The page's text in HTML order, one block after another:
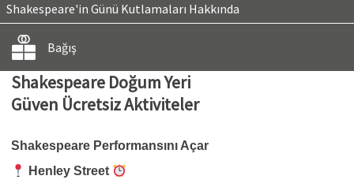
Shakespeare'in Günü Kutlamaları Hakkında
Bağış
Shakespeare Doğum Yeri
Güven Ücretsiz Aktiviteler
Shakespeare Performansını Açar
Henley Street